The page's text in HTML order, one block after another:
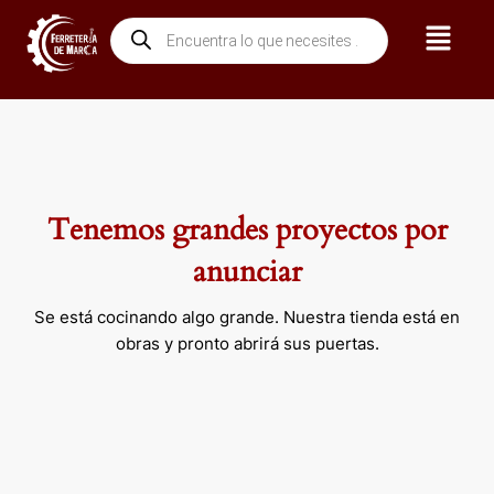
contenido
Búsqueda
de
productos
Menú
Tenemos grandes proyectos por
anunciar
Se está cocinando algo grande. Nuestra tienda está en
obras y pronto abrirá sus puertas.